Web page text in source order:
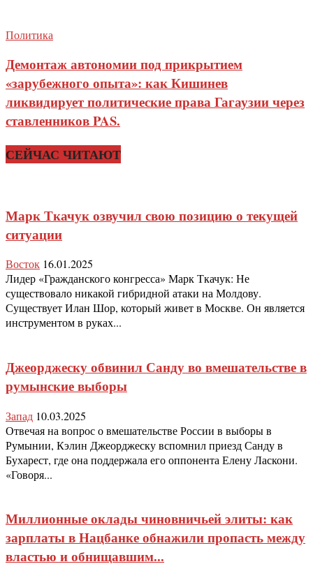
Политика
Демонтаж автономии под прикрытием
«зарубежного опыта»: как Кишинев
ликвидирует политические права Гагаузии через
ставленников PAS.
СЕЙЧАС ЧИТАЮТ
Марк Ткачук озвучил свою позицию о текущей
ситуации
Восток 16.01.2025
Лидер «Гражданского конгресса» Марк Ткачук: Не
существовало никакой гибридной атаки на Молдову.
Существует Илан Шор, который живет в Москве. Он является
инструментом в руках...
Джеорджеску обвинил Санду во вмешательстве в
румынские выборы
Запад 10.03.2025
Отвечая на вопрос о вмешательстве России в выборы в
Румынии, Кэлин Джеорджеску вспомнил приезд Санду в
Бухарест, где она поддержала его оппонента Елену Ласкони.
«Говоря...
Миллионные оклады чиновничьей элиты: как
зарплаты в Нацбанке обнажили пропасть между
властью и обнищавшим...